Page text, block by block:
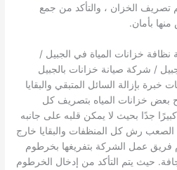
تصريف الخزان ، والتأكد من جمع
منها بأمان.
خزانات المياة في الجبيل /
/ شركة صيانة خزانات بالجبيل
بإزالة السائل المتبقي والبقايا
بعض خزانات المياه بتصريف كل
جدًا بحيث لا يمكن قلبه على جانبه
الصعب رش كل المنظفات والبقايا خارج
فريق عمل الشركة بتفريغها بخرطوم
حيث يتم التأكد من إدخال الخرطوم